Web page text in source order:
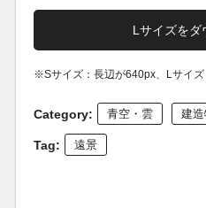
Lサイズをダ
※Sサイズ：長辺が640px、Lサイ
Category: 青空・雲 建造
Tag: 遠景